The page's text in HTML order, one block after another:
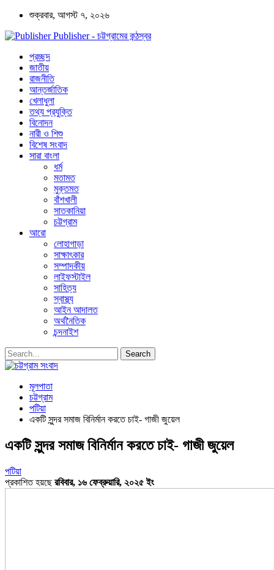
শুক্রবার, আগস্ট ৭, ২০২৬
Publisher - চট্টগ্রামের কন্ঠস্বর
প্রচ্ছদ
জাতীয়
রাজনীতি
আন্তর্জাতিক
খেলাধুলা
তথ্য প্রযুক্তি
বিনোদন
নারী ও শিশু
বিশেষ সংবাদ
সারা বাংলা
ধর্ম
মতামত
মুক্তমত
বাঁশখালী
সাতকানিয়া
চট্টগ্রাম
আরো
লোহাগাড়া
সাক্ষাৎকার
সম্পাদকীয়
লাইফস্টাইল
সাহিত্য
স্বাস্থ্য
আইন আদালত
অর্থনৈতিক
চন্দনাইশ
মূলপাতা
চট্টগ্রাম
পটিয়া
একটি সুন্দর সমাজ বিনির্মান করতে চাই- গাজী জুয়েল
একটি সুন্দর সমাজ বিনির্মান করতে চাই- গাজী জুয়েল
পটিয়া
প্রকাশিত হয়ছেরবিবার, ১৬ ফেব্রুয়ারি, ২০২৫ ইং